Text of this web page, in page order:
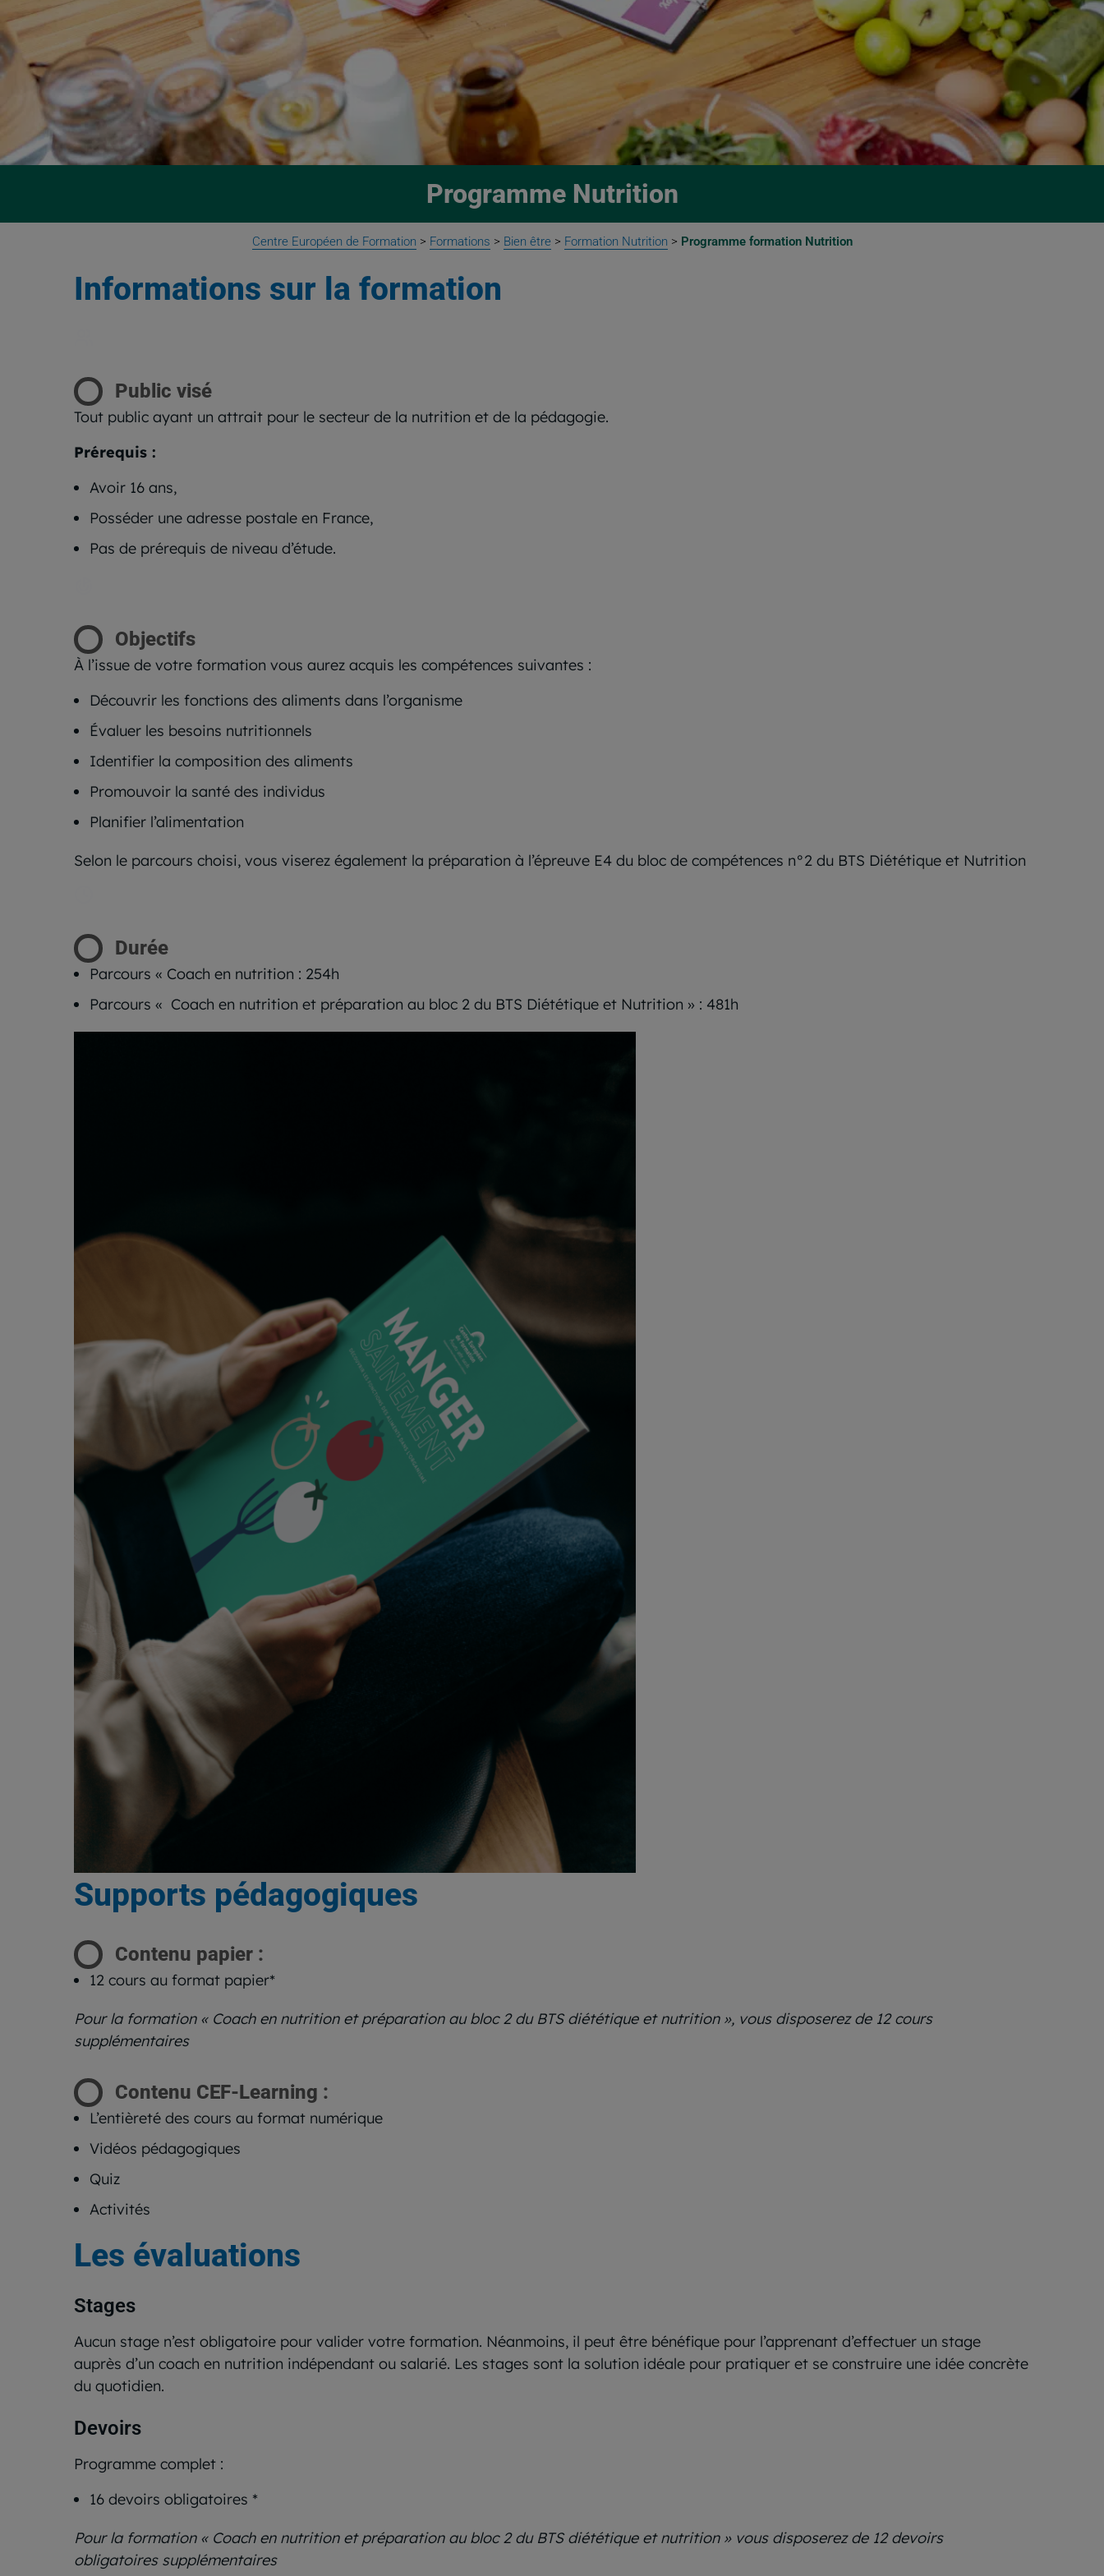
Programme Nutrition
Centre Européen de Formation > Formations > Bien être > Formation Nutrition > Programme formation Nutrition
Informations sur la formation
Public visé
Tout public ayant un attrait pour le secteur de la nutrition et de la pédagogie.
Prérequis :
Avoir 16 ans,
Posséder une adresse postale en France,
Pas de prérequis de niveau d’étude.
Objectifs
À l’issue de votre formation vous aurez acquis les compétences suivantes :
Découvrir les fonctions des aliments dans l’organisme
Évaluer les besoins nutritionnels
Identifier la composition des aliments
Promouvoir la santé des individus
Planifier l’alimentation
Selon le parcours choisi, vous viserez également la préparation à l’épreuve E4 du bloc de compétences n°2 du BTS Diététique et Nutrition
Durée
Parcours « Coach en nutrition : 254h
Parcours « Coach en nutrition et préparation au bloc 2 du BTS Diététique et Nutrition » : 481h
Supports pédagogiques
Contenu papier :
12 cours au format papier*
Pour la formation « Coach en nutrition et préparation au bloc 2 du BTS diététique et nutrition », vous disposerez de 12 cours
supplémentaires
Contenu CEF-Learning :
L’entièreté des cours au format numérique
Vidéos pédagogiques
Quiz
Activités
Les évaluations
Stages
Aucun stage n’est obligatoire pour valider votre formation. Néanmoins, il peut être bénéfique pour l’apprenant d’effectuer un stage
auprès d’un coach en nutrition indépendant ou salarié. Les stages sont la solution idéale pour pratiquer et se construire une idée concrète
du quotidien.
Devoirs
Programme complet :
16 devoirs obligatoires *
Pour la formation « Coach en nutrition et préparation au bloc 2 du BTS diététique et nutrition » vous disposerez de 12 devoirs
obligatoires supplémentaires